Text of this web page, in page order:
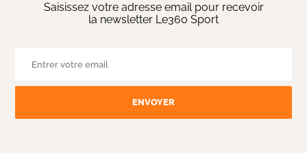
Saisissez votre adresse email pour recevoir
la newsletter Le360 Sport
ENVOYER